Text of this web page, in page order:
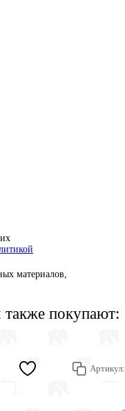
материалов,
покупают:
Артикул: